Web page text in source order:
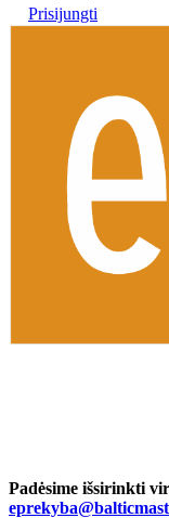
Prisijungti
Padėsime išsirinkti